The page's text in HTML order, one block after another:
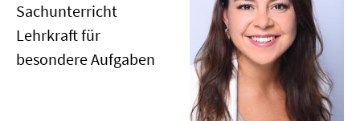
Sachunterricht
Lehrkraft für
besondere Aufgaben